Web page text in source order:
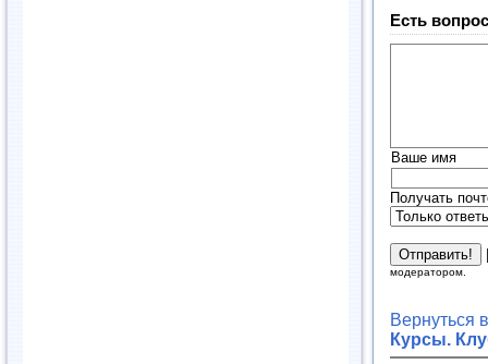
Есть
Ваше имя
Получать
модератором.
Вернуться
Курсы.